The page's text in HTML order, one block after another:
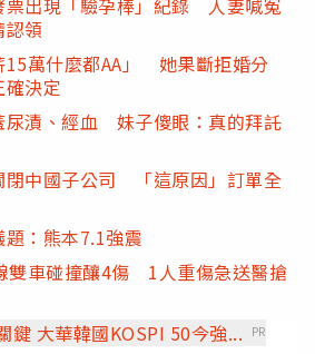
領
15萬什麼都AA」 她果斷拒婚分
確決定
尿漬、經血 妹子傻眼：真的拜託
閉中國子公司 「這原因」訂單全
：熊本7.1強震
雙車碰撞釀4傷 1人重傷急送醫搶
鍵 大華韓國KOSPI 50今強...
PR